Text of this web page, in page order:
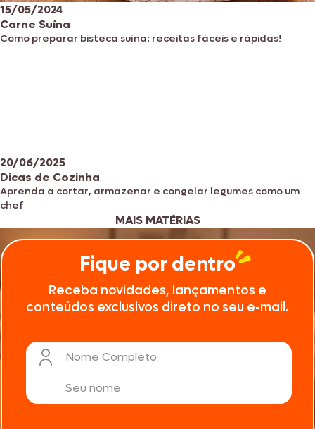
15/05/2024
Carne Suína
Como preparar bisteca suína: receitas fáceis e rápidas!
20/06/2025
Dicas de Cozinha
Aprenda a cortar, armazenar e congelar legumes como um
chef
MAIS MATÉRIAS
Fique por dentro
Receba novidades, lançamentos e
conteúdos exclusivos direto no seu e-mail.
Nome Completo